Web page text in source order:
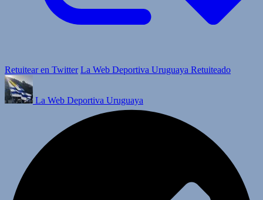
Retuitear en Twitter La Web Deportiva Uruguaya Retuiteado
La Web Deportiva Uruguaya